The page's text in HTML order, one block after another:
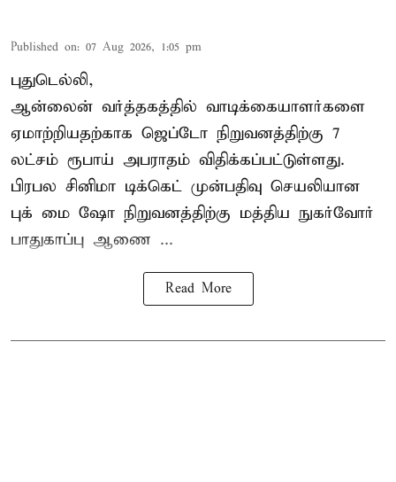
Published on: 07 Aug 2026, 1:05 pm
புதுடெல்லி,
ஆன்லைன் வர்த்தகத்தில் வாடிக்கையாளர்களை
ஏமாற்றியதற்காக ஜெப்டோ நிறுவனத்திற்கு 7
லட்சம் ரூபாய் அபராதம் விதிக்கப்பட்டுள்ளது.
பிரபல சினிமா டிக்கெட் முன்பதிவு செயலியான
புக் மை ஷோ நிறுவனத்திற்கு மத்திய நுகர்வோர்
பாதுகாப்பு ஆணை ...
Read More